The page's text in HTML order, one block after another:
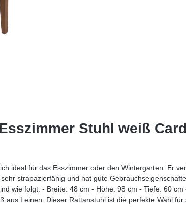
Stuhl weiß
ideal für das Esszimmer oder den Wintergarten. Er
strapazierfähig und hat gute
wie folgt: - Breite: 48 cm - Höhe: 98 cm - Tiefe: 60
Leinen. Dieser Rattanstuhl ist die perfekte Wahl für